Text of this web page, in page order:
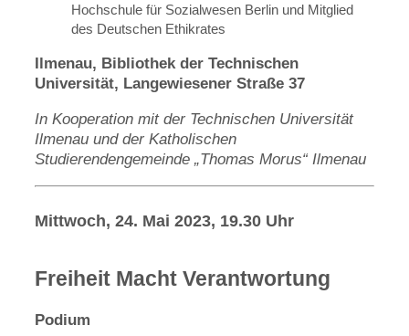
Hochschule für Sozialwesen Berlin und Mitglied
des Deutschen Ethikrates
Ilmenau, Bibliothek der Technischen
Universität, Langewiesener Straße 37
In Kooperation mit der Technischen Universität
Ilmenau und der Katholischen
Studierendengemeinde „Thomas Morus“ Ilmenau
Mittwoch, 24. Mai 2023, 19.30 Uhr
Freiheit Macht Verantwortung
Podium